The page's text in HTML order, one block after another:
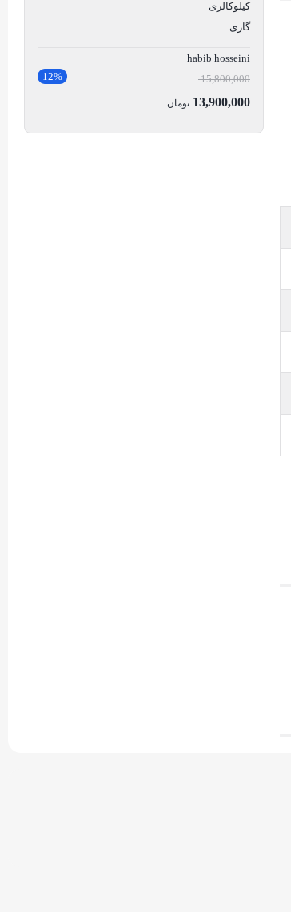
habib hosseini
12%
15,800,000
13,900,000 تومان